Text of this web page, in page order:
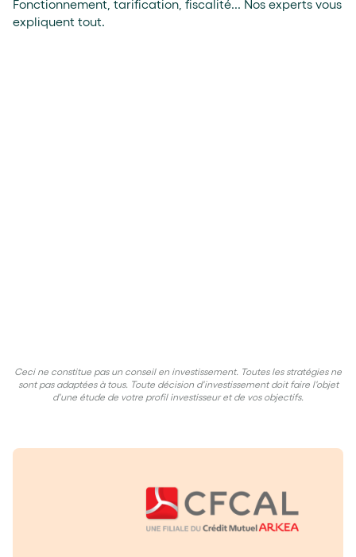
Fonctionnement, tarification, fiscalité... Nos experts vous
expliquent tout.
Ceci ne constitue pas un conseil en investissement. Toutes les stratégies ne
sont pas adaptées à tous. Toute décision d'investissement doit faire l'objet
d'une étude de votre profil investisseur et de vos objectifs.